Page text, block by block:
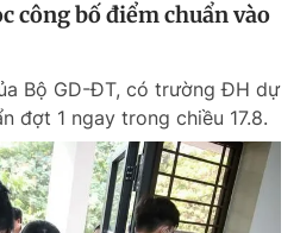
công bố điểm chuẩn vào
Bộ GD-ĐT, có trường ĐH dự
đợt 1 ngay trong chiều 17.8.